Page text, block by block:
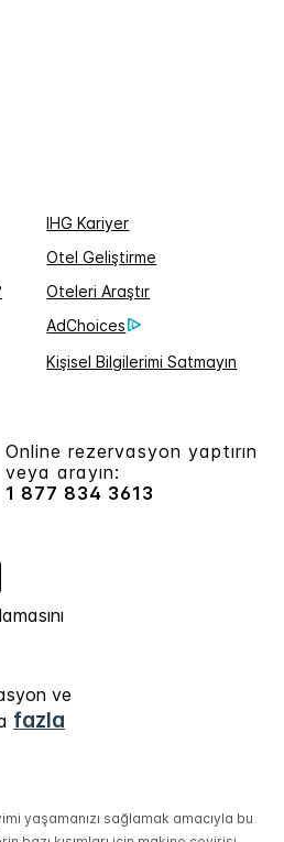
IHG Kariyer
Otel Geliştirme
Oteleri Araştır
AdChoices
Kişisel Bilgilerimi Satmayın
Online rezervasyon yaptırın
veya arayın:
1 877 834 3613
ve
fazla
yaşamanızı sağlamak amacıyla bu